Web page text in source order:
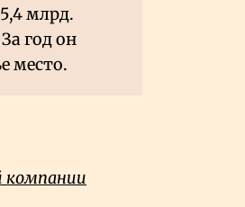
млрд.
год он
место.
компании